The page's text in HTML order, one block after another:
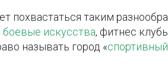
таким
боевые искусства, фитнес
называть город «